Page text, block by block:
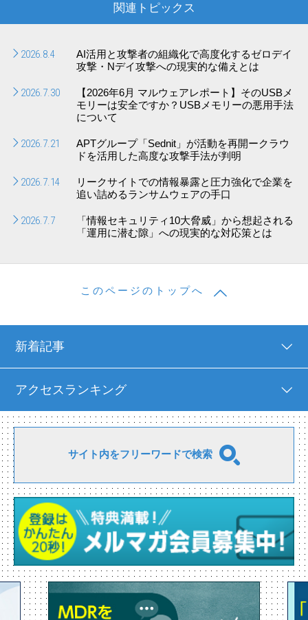
関連トピックス
2026.8.4
AI活用と攻撃者の組織化で高度化するゼロデイ
攻撃・Nデイ攻撃への現実的な備えとは
2026.7.30
【2026年6月 マルウェアレポート】そのUSBメ
モリーは安全ですか？USBメモリーの悪用手法
について
2026.7.21
APTグループ「Sednit」が活動を再開ークラウ
ドを活用した高度な攻撃手法が判明
2026.7.14
リークサイトでの情報暴露と圧力強化で企業を
追い詰めるランサムウェアの手口
2026.7.7
「情報セキュリティ10大脅威」から想起される
「運用に潜む隙」への現実的な対応策とは
このページのトップへ
新着記事
アクセスランキング
サイト内をフリーワードで検索